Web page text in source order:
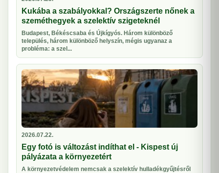
Kukába a szabályokkal? Országszerte nőnek a
szeméthegyek a szelektív szigeteknél
Budapest, Békéscsaba és Újkígyós. Három különböző
település, három különböző helyszín, mégis ugyanaz a
probléma: a szel...
2026.07.22.
Egy fotó is változást indíthat el - Kispest új
pályázata a környezetért
A környezetvédelem nemcsak a szelektív hulladékgyűjtésről